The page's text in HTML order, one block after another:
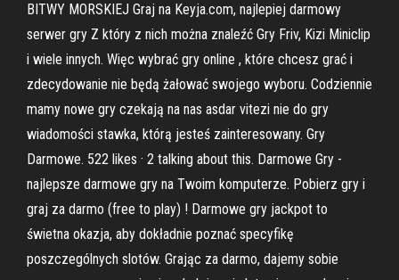
BITWY MORSKIEJ Graj na Keyja.com, najlepiej darmowy
serwer gry Z który z nich można znaleźć Gry Friv, Kizi Miniclip
i wiele innych. Więc wybrać gry online , które chcesz grać i
zdecydowanie nie będą żałować swojego wyboru. Codziennie
mamy nowe gry czekają na nas asdar vitezi nie do gry
wiadomości stawka, którą jesteś zainteresowany. Gry
Darmowe. 522 likes · 2 talking about this. Darmowe Gry -
najlepsze darmowe gry na Twoim komputerze. Pobierz gry i
graj za darmo (free to play) ! Darmowe gry jackpot to
świetna okazja, aby dokładnie poznać specyfikę
poszczególnych slotów. Grając za darmo, dajemy sobie